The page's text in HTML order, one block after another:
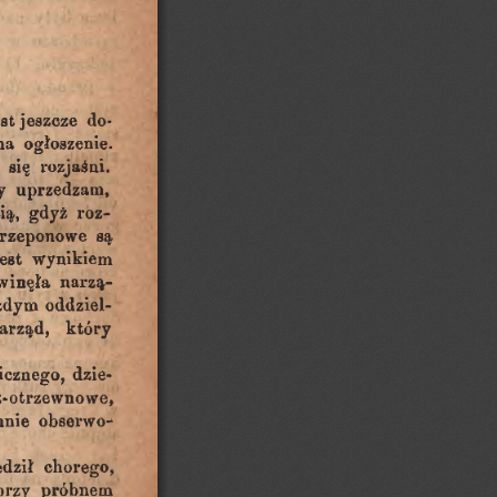
jeszcze do
ogłoszenie.
się rozjaśni.
uprzedzam,
gdyż roz
są
wynikiem
narzą
oddziel
który
dzie
otrzewnowe,
obserwo-*
chorego,
próbnem